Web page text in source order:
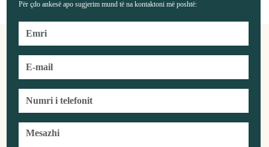
Për çdo ankesë apo sugjerim mund të na kontaktoni më poshtë: